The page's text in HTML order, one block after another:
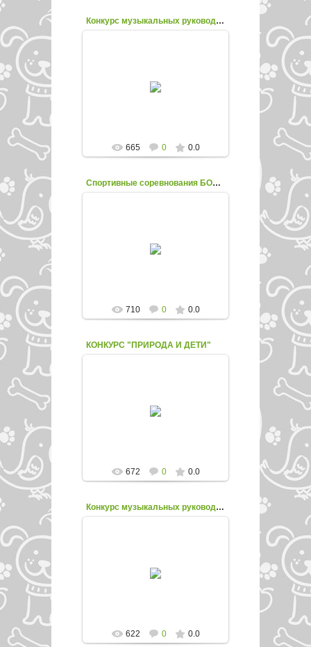
Конкурс музыкальных руководителей
665 0 0.0
Спортивные соревнования БОЛЬШИЕ ГОНКИ
710 0 0.0
КОНКУРС "ПРИРОДА И ДЕТИ"
672 0 0.0
Конкурс музыкальных руководителей
622 0 0.0